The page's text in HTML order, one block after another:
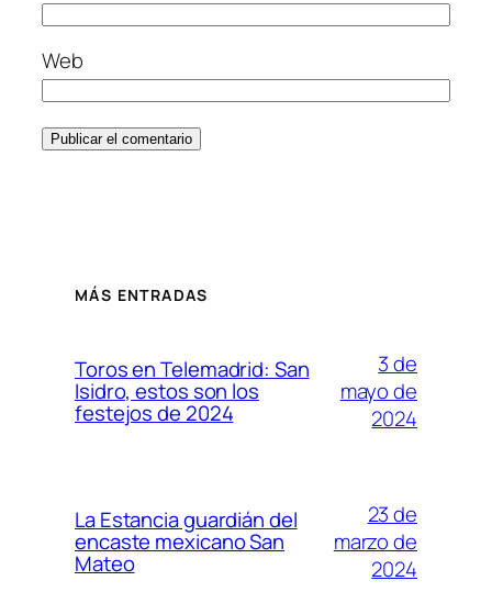
Web
MÁS ENTRADAS
Toros en Telemadrid: San
Isidro, estos son los
festejos de 2024
3 de
mayo de
2024
La Estancia guardián del
encaste mexicano San
Mateo
23 de
marzo de
2024